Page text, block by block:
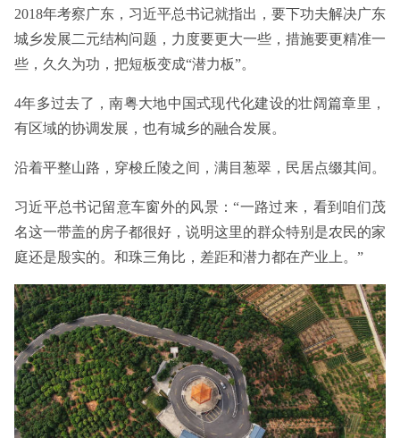
2018年考察广东，习近平总书记就指出，要下功夫解决广东
城乡发展二元结构问题，力度要更大一些，措施要更精准一
些，久久为功，把短板变成“潜力板”。
4年多过去了，南粤大地中国式现代化建设的壮阔篇章里，
有区域的协调发展，也有城乡的融合发展。
沿着平整山路，穿梭丘陵之间，满目葱翠，民居点缀其间。
习近平总书记留意车窗外的风景：“一路过来，看到咱们茂
名这一带盖的房子都很好，说明这里的群众特别是农民的家
庭还是殷实的。和珠三角比，差距和潜力都在产业上。”